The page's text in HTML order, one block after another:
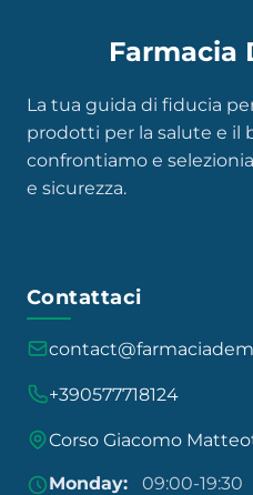
Farmacia
La tua guida di fiducia
prodotti per la salute e il
confrontiamo e
e sicurezza.
Contattaci
+390577718124
Corso Giacomo
Monday:
09:00-19:30